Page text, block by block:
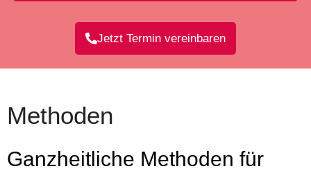
Jetzt Termin vereinbaren
Methoden
Ganzheitliche Methoden für